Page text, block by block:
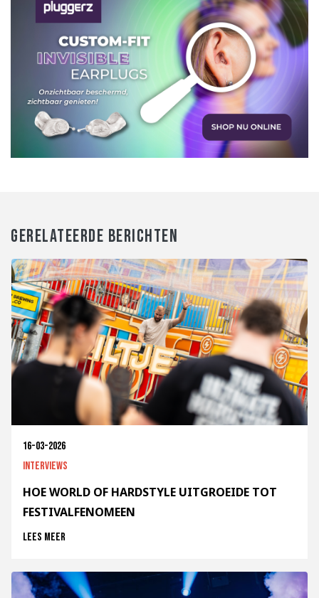
GERELATEERDE BERICHTEN
16-03-2026
Interviews
HOE WORLD OF HARDSTYLE UITGROEIDE TOT
FESTIVALFENOMEEN
Lees meer